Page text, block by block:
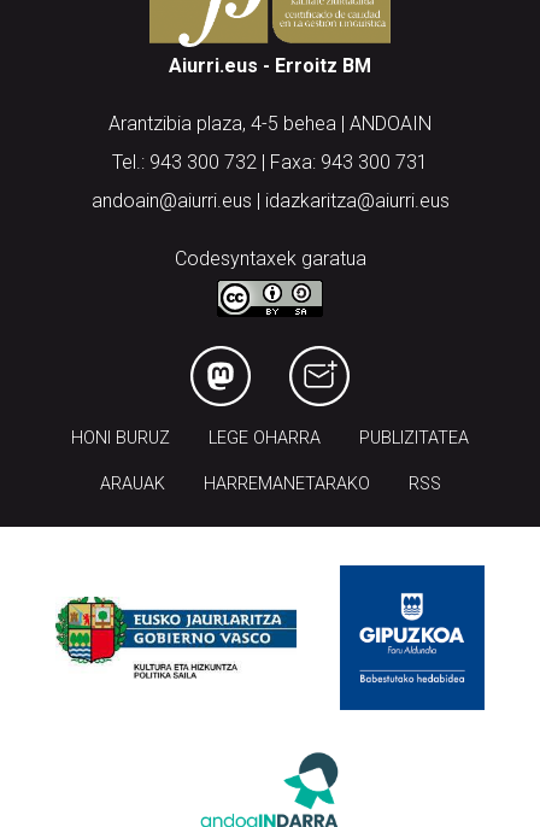
Aiurri.eus - Erroitz BM
Arantzibia plaza, 4-5 behea | ANDOAIN
Codesyntaxek garatua
LEGE OHARRA
ARAUAK HARREMANETARAKO RSS